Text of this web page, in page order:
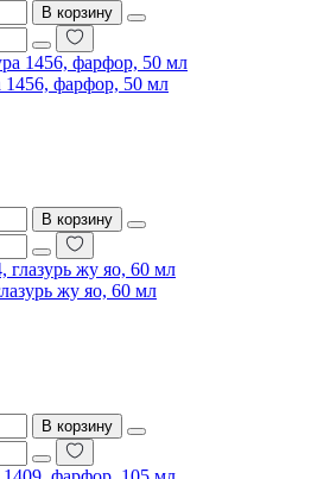
В корзину
1456, фарфор, 50 мл
В корзину
жу яо, 60 мл
В корзину